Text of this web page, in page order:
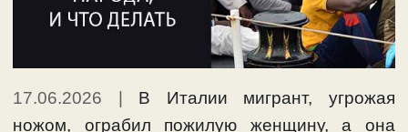
17.06.2026
В Италии мигрант, угрожая
ножом, ограбил пожилую женщину, а она